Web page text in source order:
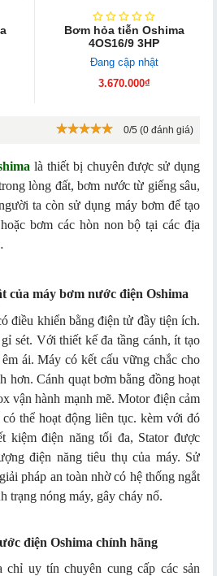
Bơm hỏa tiễn Oshima
4OS16/9 3HP
Đang cập nhật
3.670.000₫
0/5 (0 đánh giá)
là thiết bị chuyên được sử dụng
lòng đất, bơm nước từ giếng sâu,
ta còn sử dụng máy bơm để tạo
bơm các hòn non bộ tại các địa
của máy bơm nước điện Oshima
điều khiển bằng điện tử đầy tiện ích.
sét. Với thiết kế đa tầng cánh, ít tạo
ái. Máy có kết cấu vững chắc cho
hơn. Cánh quạt bơm bằng đồng hoạt
vận hành mạnh mẽ. Motor điện cảm
thể hoạt động liên tục. kèm với đó
kiệm điện năng tối đa, Stator được
điện năng tiêu thụ của máy. Sử
pháp an toàn nhờ có hệ thống ngắt
trạng nóng máy, gây cháy nổ.
điện Oshima chính hãng
uy tín chuyên cung cấp các sản